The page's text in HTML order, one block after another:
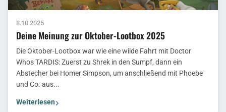
8.10.2025
Deine Meinung zur Oktober-Lootbox 2025
Die Oktober-Lootbox war wie eine wilde Fahrt mit Doctor
Whos TARDIS: Zuerst zu Shrek in den Sumpf, dann ein
Abstecher bei Homer Simpson, um anschließend mit Phoebe
und Co. aus...
Weiterlesen